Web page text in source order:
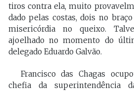
tiros contra ela, muito
dado pelas costas, dois no
misericórdia no queixo.
ajoelhado no momento do
delegado Eduardo Galvão.
Francisco das Chagas
chefia da superintendência